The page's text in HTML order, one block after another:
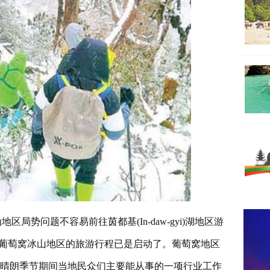
区局势问题不容易前往茵都基(In-daw-gyi)湖地区游
萄窝冰山地区的旅游行程已是启动了。葡萄窝地区
朗季节期间当地民众们主要能从事的一项行业工作